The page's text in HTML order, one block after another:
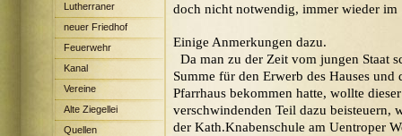
Lutherraner
neuer Friedhof
Feuerwehr
Kanal
Vereine
Alte Ziegellei
Quellen
doch nicht notwendig, immer wieder im
Einige Anmerkungen dazu.
Da man zu der Zeit vom jungen Staat
Summe für den Erwerb des Hauses
Pfarrhaus bekommen hatte, wollte
verschwindenden Teil dazu beisteuern,
der Kath.Knabenschule am Uentroper